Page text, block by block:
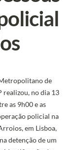
de
realizou, no dia 13
as 9h00 e as
policial na
em Lisboa,
detenção de um